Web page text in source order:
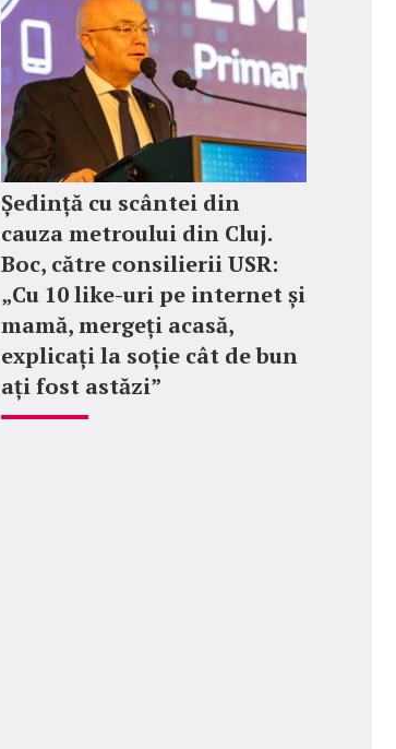
Ședință cu scântei din
cauza metroului din Cluj.
Boc, către consilierii USR:
„Cu 10 like-uri pe internet și
mamă, mergeți acasă,
explicați la soție cât de bun
ați fost astăzi”